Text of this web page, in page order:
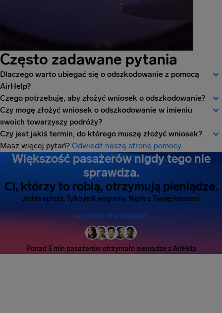
Często zadawane pytania
Dlaczego warto ubiegać się o odszkodowanie z pomocą
AirHelp?
Czego potrzebuję, aby złożyć wniosek o odszkodowanie?
Czy mogę złożyć wniosek o odszkodowanie w imieniu
swoich towarzyszy podróży?
Czy jest jakiś termin, do którego muszę złożyć wniosek?
Masz więcej pytań? Odwiedź naszą stronę pomocy
Większość pasażerów nigdy tego nie
sprawdza.
Ci, którzy to robią, otrzymują pieniądze.
Jedna opłata. Tylko jeśli wygramy. Nigdy z Twojej kieszeni.
Jaka kwota mi przysługuje?
Ponad 3 mln pasażerów otrzymało pieniądze z AirHelp